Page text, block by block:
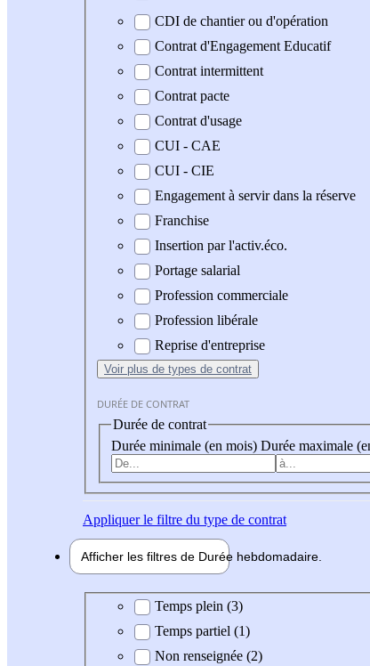
CDI de chantier ou d'opération
Contrat d'Engagement Educatif
Contrat intermittent
Contrat pacte
Contrat d'usage
CUI - CAE
CUI - CIE
Engagement à servir dans la réserve
Franchise
Insertion par l'activ.éco.
Portage salarial
Profession commerciale
Profession libérale
Reprise d'entreprise
Voir plus de types de contrat
DURÉE DE CONTRAT
Durée de contrat
Durée minimale (en mois) Durée maximale
Appliquerle filtre du type de contrat
Afficher les filtres de Durée hebdomadaire
Durée hebdomadaire
Temps plein (3)
Temps partiel (1)
Non renseignée (2)